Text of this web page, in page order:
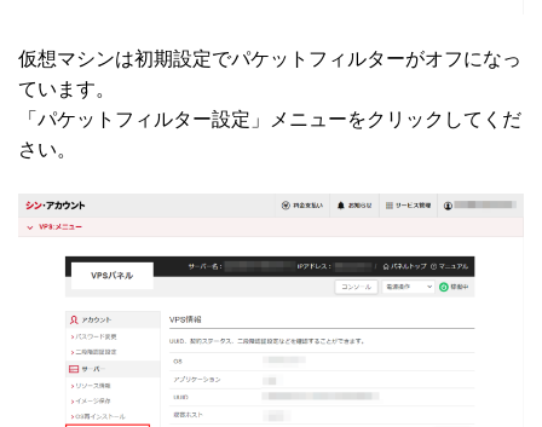
仮想マシンは初期設定でパケットフィルターがオフになっ
ています。
「パケットフィルター設定」メニューをクリックしてくだ
さい。